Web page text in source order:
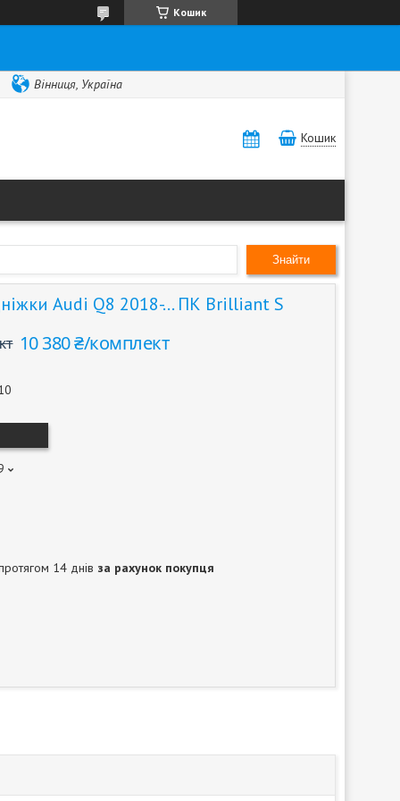
Кошик
Вінниця, Україна
Кошик
Знайти
Audi Q8 2018-... ПК Brilliant S
10 380 ₴/комплект
14 днів за рахунок покупця